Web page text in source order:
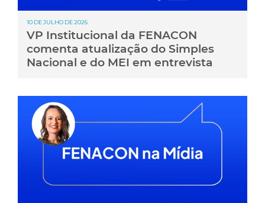
10 DE JULHO DE 2026
VP Institucional da FENACON
comenta atualização do Simples
Nacional e do MEI em entrevista